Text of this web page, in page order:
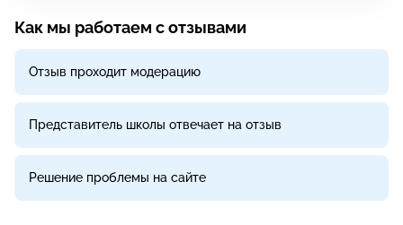
Как мы работаем с отзывами
Отзыв проходит модерацию
Представитель школы отвечает на отзыв
Решение проблемы на сайте